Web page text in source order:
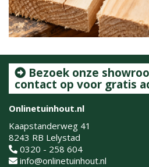
Bezoek onze
contact op voor gratis
Onlinetuinhout.nl
Kaapstanderweg 41
8243 RB Lelystad
0320 - 258 604
info@onlinetuinhout.nl